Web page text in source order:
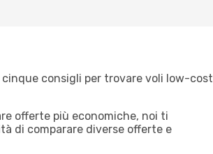
consigli per trovare voli low-cost
offerte più economiche, noi ti
di comparare diverse offerte e